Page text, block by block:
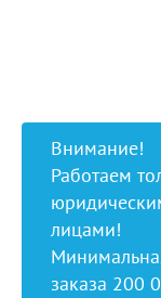
Внимание!
Работаем
лицами!
заказа 200